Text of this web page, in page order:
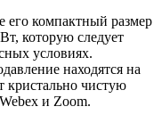
его компактный размер
которую следует
условиях.
находятся на
кристально чистую
и Zoom.